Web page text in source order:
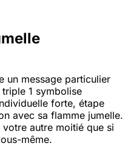
un message particulier
triple 1 symbolise
forte, étape
avec sa flamme jumelle.
autre moitié que si
même.